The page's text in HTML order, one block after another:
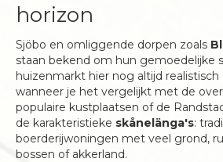
horizon
Sjöbo en omliggende dorpen zoals
staan bekend om hun gemoedelijke
huizenmarkt hier nog altijd realistisch
wanneer je het vergelijkt met de
populaire kustplaatsen of de
de karakteristieke skånelänga's:
boerderijwoningen met veel grond,
bossen of akkerland.